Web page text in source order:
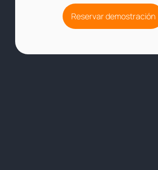
Reservar demostración